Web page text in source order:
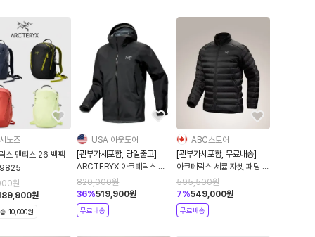
노즈
스 맨티스 26 백팩
원
원
10,000원
USA 아웃도어
[관부가세포함, 당일출고]
ARCTERYX 아크테릭스 남
성 베타 자켓 블랙
820,000원
36%519,900원
무료배송
ABC스토어
[관부가세포함, 무료배송]
아크테릭스 세륨 자켓 패딩 다
운자켓 구스다운 10579
595,500원
7%549,000원
무료배송